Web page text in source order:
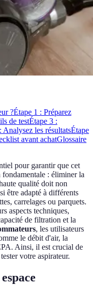
?Étape 1 : Préparez
de testÉtape 3 :
Analysez les résultatsÉtape
avant achatGlossaire
pour garantir que cet
: éliminer la
qualité doit non
être adapté à différents
carrelages ou parquets.
aspects techniques,
de filtration et la
, les utilisateurs
le débit d'air, la
Ainsi, il est crucial de
votre aspirateur.